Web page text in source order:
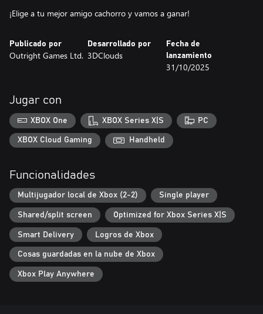
¡Elige a tu mejor amigo cachorro y vamos a ganar!
Publicado por
Outright Games Ltd.
Desarrollado por
3DClouds
Fecha de
lanzamiento
31/10/2025
Jugar con
XBOX One XBOX Series X|S PC
XBOX Cloud Gaming Handheld
Funcionalidades
Multijugador local de Xbox (2-2) Single player
Shared/split screen Optimized for Xbox Series X|S
Smart Delivery Logros de Xbox
Cosas guardadas en la nube de Xbox
Xbox Play Anywhere